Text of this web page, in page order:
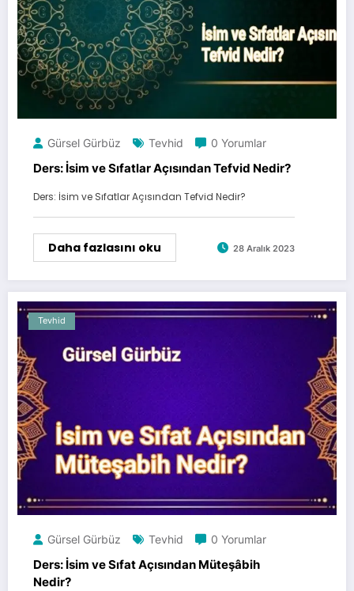
Gürsel Gürbüz Tevhid 0 Yorumlar
Ders: İsim ve Sıfatlar Açısından Tefvid Nedir?
Ders: İsim ve Sıfatlar Açısından Tefvid Nedir?
Daha fazlasını oku 28 Aralık 2023
Tevhid
Gürsel Gürbüz Tevhid 0 Yorumlar
Ders: İsim ve Sıfat Açısından Müteşâbih
Nedir?